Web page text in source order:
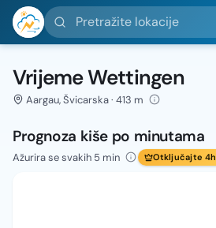
Pretražite lokacije
Vrijeme Wettingen
Aargau, Švicarska · 413 m
Prognoza kiše po minutama
Ažurira se svakih 5 min Otključajte 4h